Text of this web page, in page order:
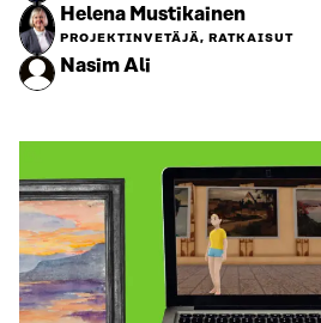
Helena Mustikainen
PROJEKTINVETÄJÄ, RATKAISUT
Nasim Ali